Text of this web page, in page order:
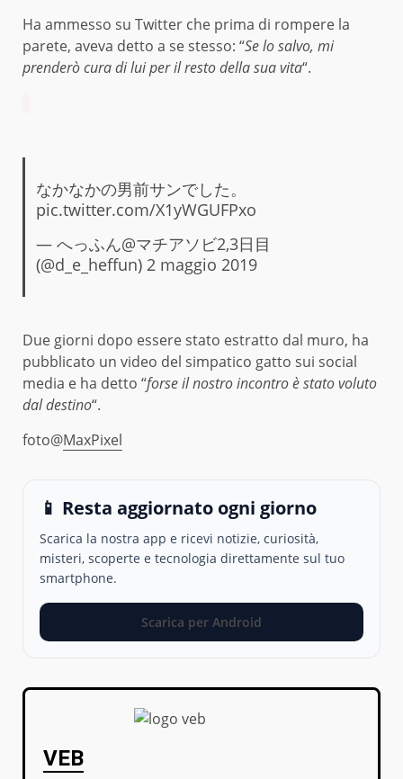
Ha ammesso su Twitter che prima di rompere la
parete, aveva detto a se stesso: “Se lo salvo, mi
prenderò cura di lui per il resto della sua vita“.
なかなかの男前サンでした。
pic.twitter.com/X1yWGUFPxo
— へっふん@マチアソビ2,3日目
(@d_e_heffun) 2 maggio 2019
Due giorni dopo essere stato estratto dal muro, ha
pubblicato un video del simpatico gatto sui social
media e ha detto “forse il nostro incontro è stato voluto
dal destino“.
foto@MaxPixel
📱 Resta aggiornato ogni giorno
Scarica la nostra app e ricevi notizie, curiosità,
misteri, scoperte e tecnologia direttamente sul tuo
smartphone.
Scarica per Android
VEB